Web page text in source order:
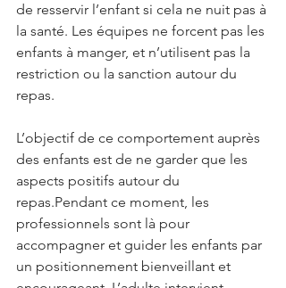
de resservir l’enfant si cela ne nuit pas à
la santé. Les équipes ne forcent pas les
enfants à manger, et n’utilisent pas la
restriction ou la sanction autour du
repas.
L’objectif de ce comportement auprès
des enfants est de ne garder que les
aspects positifs autour du
repas.Pendant ce moment, les
professionnels sont là pour
accompagner et guider les enfants par
un positionnement bienveillant et